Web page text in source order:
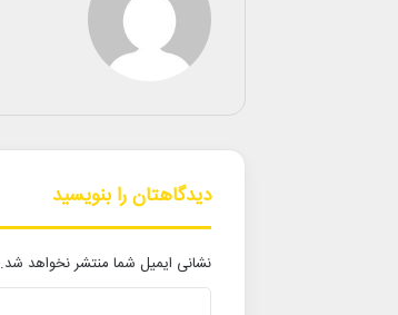
دیدگاهتان را بنویسید
نشانی ایمیل شما منتشر نخواهد شد.